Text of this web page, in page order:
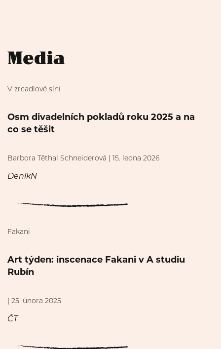
Media
V zrcadlové síni
Osm divadelních pokladů roku 2025 a na
co se těšit
Barbora Těthal Schneiderová | 15. ledna 2026
DeníkN
Fakani
Art týden: inscenace Fakani v A studiu
Rubín
| 25. února 2025
ČT